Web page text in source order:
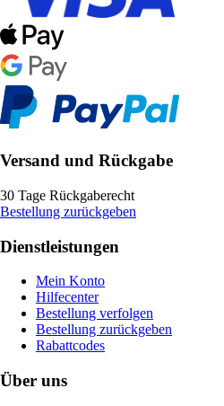
Versand und Rückgabe
30 Tage Rückgaberecht
Bestellung zurückgeben
Dienstleistungen
Mein Konto
Hilfecenter
Bestellung verfolgen
Bestellung zurückgeben
Rabattcodes
Über uns